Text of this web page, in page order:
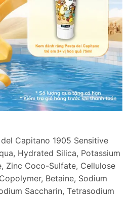
Capitano 1905 Sensitive
Hydrated Silica, Potassium
Zinc Coco-Sulfate, Cellulose
Betaine, Sodium
Saccharin, Tetrasodium